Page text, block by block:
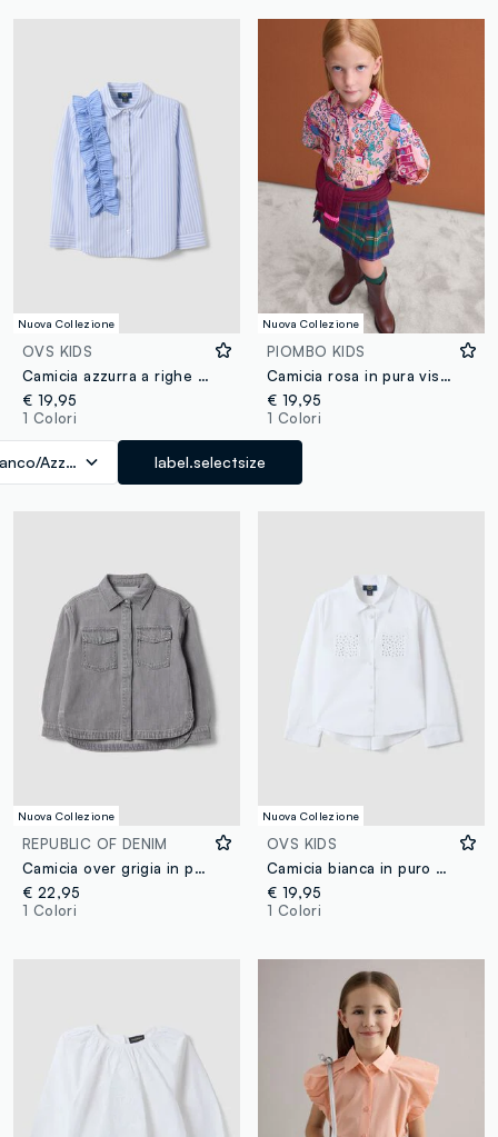
Nuova Collezione
OVS KIDS
Camicia azzurra a righe con volant e colletto classico per bambina
€ 19,95
1 Colori
Azzurro label.selectsize
Nuova Collezione
PIOMBO KIDS
Camicia rosa in pura viscosa con fantasia e colletto classico per bambina
€ 19,95
1 Colori
Nuova Collezione
REPUBLIC OF DENIM
Camicia over grigia in puro cotone con borchie per bambina
€ 22,95
1 Colori
Nuova Collezione
OVS KIDS
Camicia bianca in puro cotone con strass regular fit per bambina
€ 19,95
1 Colori